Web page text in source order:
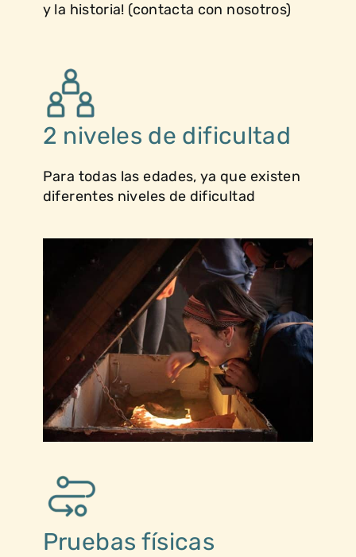
y la historia! (contacta con nosotros)
2 niveles de dificultad
Para todas las edades, ya que existen
diferentes niveles de dificultad
Pruebas físicas